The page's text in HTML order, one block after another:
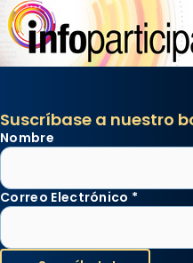
Suscríbase a nuestro
Nombre
Correo Electrónico *